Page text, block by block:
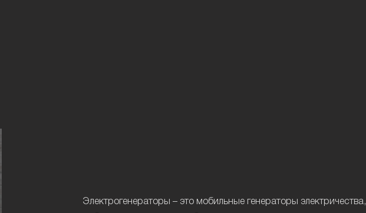
Электрогенераторы – это мобильные генераторы электричества,